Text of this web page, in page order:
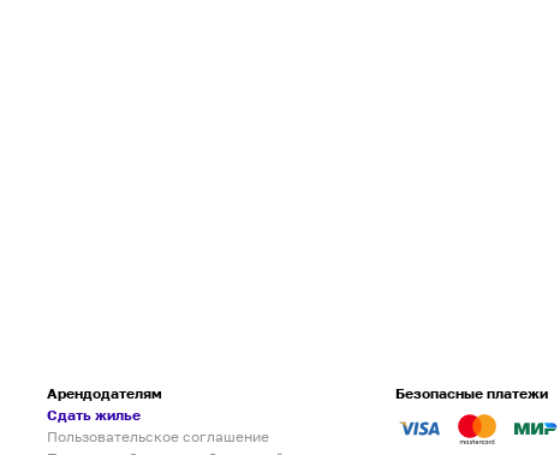
Арендодателям
Сдать жилье
Пользовательское соглашение
Безопасные платежи